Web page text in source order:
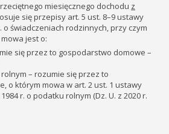
miesięcznego dochodu z
się przepisy art. 5 ust. 8–9 ustawy
o świadczeniach rodzinnych, przy czym
jest o:
się przez to gospodarstwo domowe –
– rozumie się przez to
o którym mowa w art. 2 ust. 1 ustawy
r. o podatku rolnym (Dz. U. z 2020 r.